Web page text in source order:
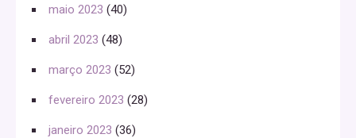
maio 2023 (40)
abril 2023 (48)
março 2023 (52)
fevereiro 2023 (28)
janeiro 2023 (36)